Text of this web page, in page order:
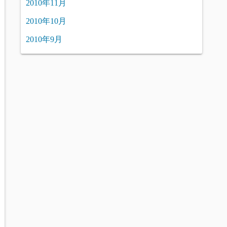
2010年11月
2010年10月
2010年9月